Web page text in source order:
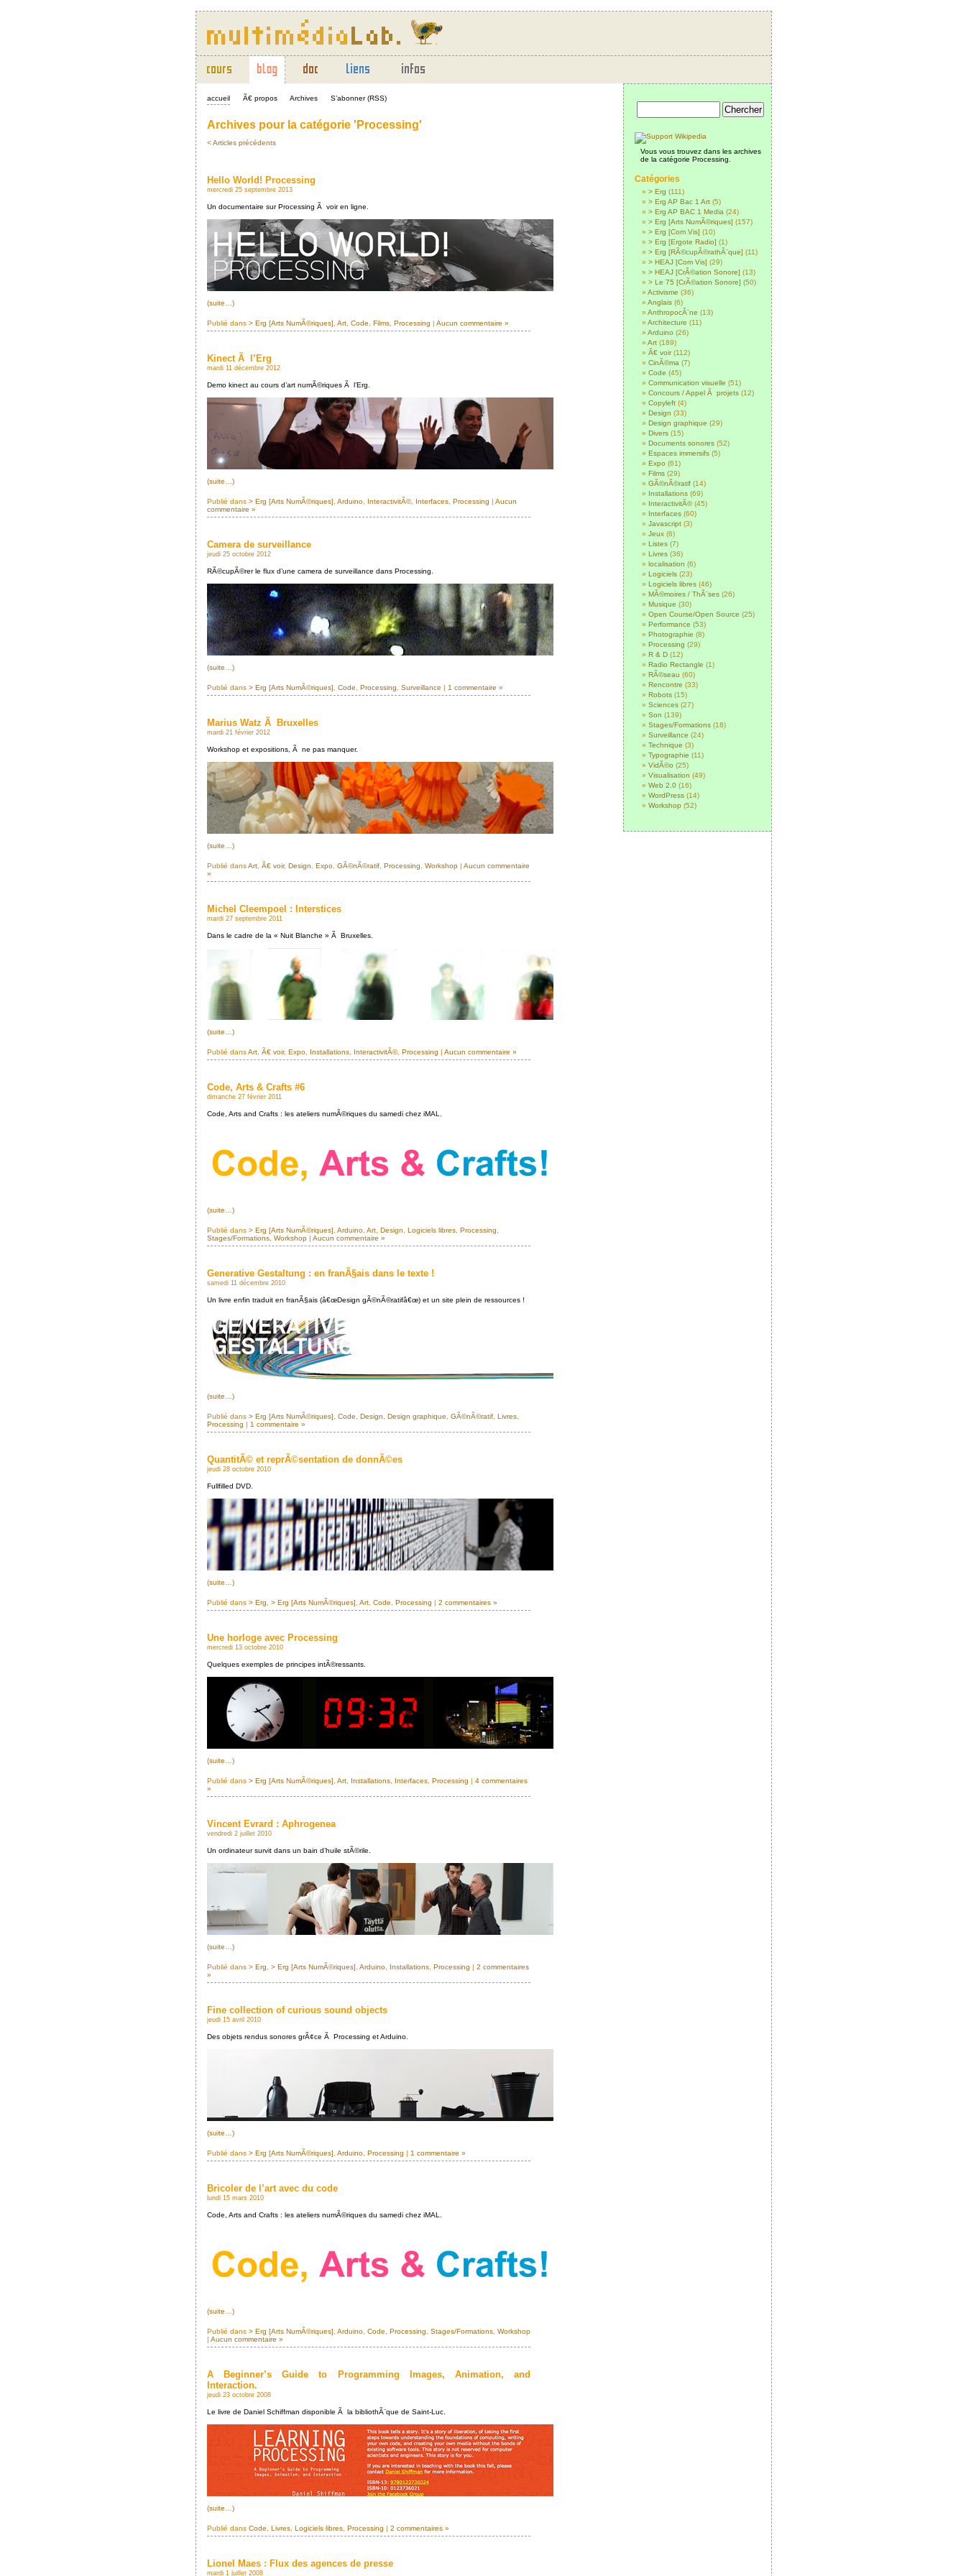
accueil Ã€ propos Archives S’abonner (RSS)
Vous vous trouvez dans les archives
de la catégorie Processing.
Catégories
> Erg (111)
> Erg AP Bac 1 Art (5)
> Erg AP BAC 1 Media (24)
> Erg [Arts NumÃ©riques] (157)
> Erg [Com Vis] (10)
> Erg [Ergote Radio] (1)
> Erg [RÃ©cupÃ©rathÃ¨que] (11)
> HEAJ [Com Vis] (29)
> HEAJ [CrÃ©ation Sonore] (13)
> Le 75 [CrÃ©ation Sonore] (50)
Activisme (36)
Anglais (6)
AnthropocÃ¨ne (13)
Architecture (11)
Arduino (26)
Art (189)
Ã€ voir(112)
CinÃ©ma (7)
Code (45)
Communication visuelle (51)
Concours / Appel Ã projets (12)
Copyleft (4)
Design (33)
Design graphique (29)
Divers (15)
Documents sonores (52)
Espaces immersifs (5)
Expo (61)
Films (29)
GÃ©nÃ©ratif (14)
Installations (69)
InteractivitÃ©(45)
Interfaces (60)
Javascript (3)
Jeux (6)
Listes (7)
Livres (36)
localisation (6)
Logiciels (23)
Logiciels libres (46)
MÃ©moires / ThÃ¨ses (26)
Musique (30)
Open Course/Open Source (25)
Performance (53)
Photographie (8)
Processing (29)
R & D (12)
Radio Rectangle (1)
RÃ©seau (60)
Rencontre (33)
Robots (15)
Sciences (27)
Son (139)
Stages/Formations (18)
Surveillance (24)
Technique (3)
Typographie (11)
VidÃ©o (25)
Visualisation (49)
Web 2.0 (16)
WordPress (14)
Workshop (52)
Archives pour la catégorie 'Processing'
< Articles précédents
Hello World! Processing
mercredi 25 septembre 2013
Un documentaire sur Processing Ã voir en ligne.
(suite…)
Publié dans > Erg [Arts NumÃ©riques] Art Code Films Processing | Aucun commentaire »
Kinect Ã l’Erg
mardi 11 décembre 2012
Demo kinect au cours d’art numÃ©riques Ã l’Erg.
(suite…)
Publié dans > Erg [Arts NumÃ©riques] Arduino InteractivitÃ©, Interfaces Processing | Aucun
commentaire »
Camera de surveillance
jeudi 25 octobre 2012
RÃ©cupÃ©rer le flux d’une camera de surveillance dans Processing.
(suite…)
Publié dans > Erg [Arts NumÃ©riques] Code Processing Surveillance | 1 commentaire »
Marius Watz Ã Bruxelles
mardi 21 février 2012
Workshop et expositions, Ã ne pas manquer.
(suite…)
Publié dansArt Ã€ voir, Design Expo GÃ©nÃ©ratif Processing Workshop | Aucun commentaire
»
Michel Cleempoel : Interstices
mardi 27 septembre 2011
Dans le cadre de la « Nuit Blanche » Ã Bruxelles.
(suite…)
Publié dansArt Ã€ voir, Expo Installations InteractivitÃ©, Processing | Aucun commentaire »
Code, Arts & Crafts #6
dimanche 27 février 2011
Code, Arts and Crafts : les ateliers numÃ©riques du samedi chez iMAL.
(suite…)
Publié dans > Erg [Arts NumÃ©riques] Arduino Art Design Logiciels libres Processing
Stages/Formations Workshop | Aucun commentaire »
Generative Gestaltung : en franÃ§ais dans le texte !
samedi 11 décembre 2010
Un livre enfin traduit en franÃ§ais (â€œDesign gÃ©nÃ©ratifâ€œ) et un site plein de ressources !
(suite…)
Publié dans > Erg [Arts NumÃ©riques] Code Design Design graphique GÃ©nÃ©ratif Livres
Processing | 1 commentaire »
QuantitÃ© et reprÃ©sentation de donnÃ©es
jeudi 28 octobre 2010
Fullfilled DVD.
(suite…)
Publié dans > Erg > Erg [Arts NumÃ©riques] Art Code Processing | 2 commentaires »
Une horloge avec Processing
mercredi 13 octobre 2010
Quelques exemples de principes intÃ©ressants.
(suite…)
Publié dans > Erg [Arts NumÃ©riques] Art Installations Interfaces Processing | 4 commentaires
»
Vincent Evrard : Aphrogenea
vendredi 2 juillet 2010
Un ordinateur survit dans un bain d’huile stÃ©rile.
(suite…)
Publié dans > Erg > Erg [Arts NumÃ©riques] Arduino Installations Processing | 2 commentaires
»
Fine collection of curious sound objects
jeudi 15 avril 2010
Des objets rendus sonores grÃ¢ce Ã Processing et Arduino.
(suite…)
Publié dans > Erg [Arts NumÃ©riques] Arduino Processing | 1 commentaire »
Bricoler de l’art avec du code
lundi 15 mars 2010
Code, Arts and Crafts : les ateliers numÃ©riques du samedi chez iMAL.
(suite…)
Publié dans > Erg [Arts NumÃ©riques] Arduino Code Processing Stages/Formations Workshop
| Aucun commentaire »
A Beginner’s Guide to Programming Images, Animation, and
Interaction.
jeudi 23 octobre 2008
Le livre de Daniel Schiffman disponible Ã la bibliothÃ¨que de Saint-Luc.
(suite…)
Publié dans Code Livres Logiciels libres Processing | 2 commentaires »
Lionel Maes : Flux des agences de presse
mardi 1 juillet 2008